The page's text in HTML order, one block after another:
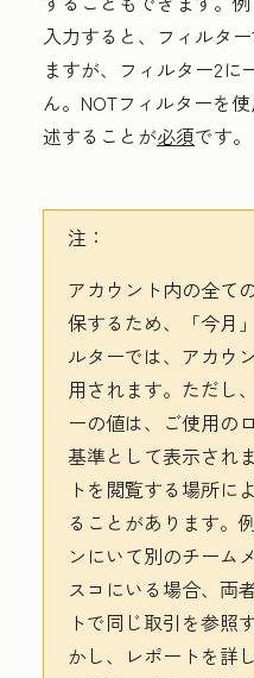
入力すると、フィルタ
ますが、フィルター2
ん。NOTフィルターを
述することが必須です。
注：
アカウント内の全て
保するため、「今月」
ルターでは、アカウ
用されます。ただし
ーの値は、ご使用の
基準として表示され
トを閲覧する場所に
ることがあります。
ンにいて別のチーム
スコにいる場合、両
トで同じ取引を参照
かし、レポートを詳